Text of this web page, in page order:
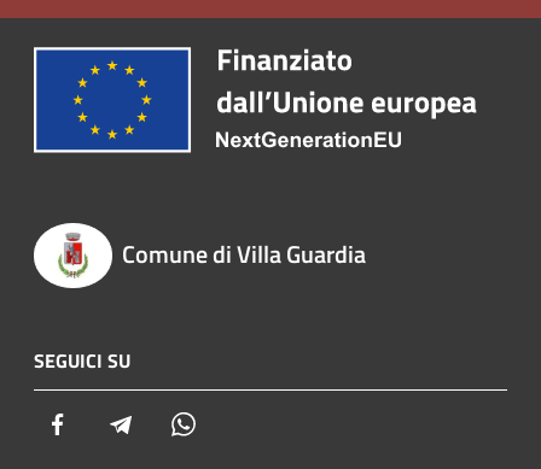
Comune di Villa Guardia
SEGUICI SU
Facebook Telegram